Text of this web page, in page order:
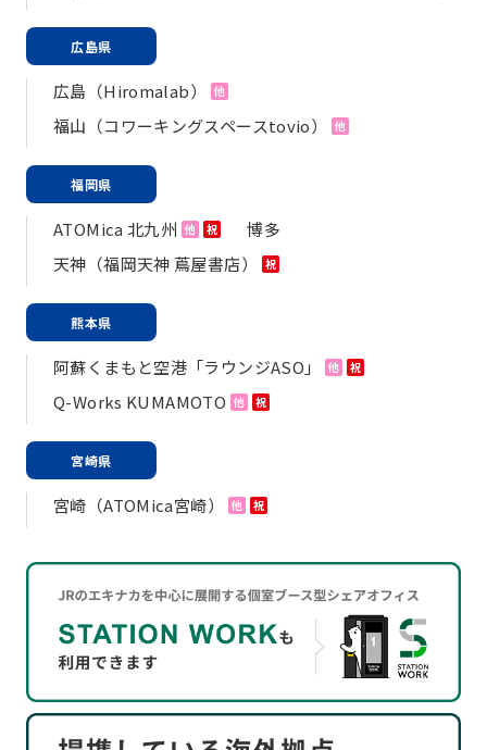
広島県
広島（Hiromalab） 他
福山（コワーキングスペースtovio） 他
福岡県
ATOMica 北九州 他 祝
博多
天神（福岡天神 蔦屋書店）
祝
熊本県
阿蘇くまもと空港「ラウンジASO」 他 祝
Q-Works KUMAMOTO 他 祝
宮崎県
宮崎（ATOMica宮崎） 他 祝